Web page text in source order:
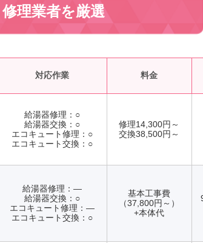
理業者を厳選
対応作業 料金
給湯器修理：○
給湯器交換：○
エコキュート修理：○
エコキュート交換：○
修理14,300円～
交換38,500円～
給湯器修理：―
給湯器交換：○
エコキュート修理：―
エコキュート交換：○
基本工事費
（37,800円～）
+本体代